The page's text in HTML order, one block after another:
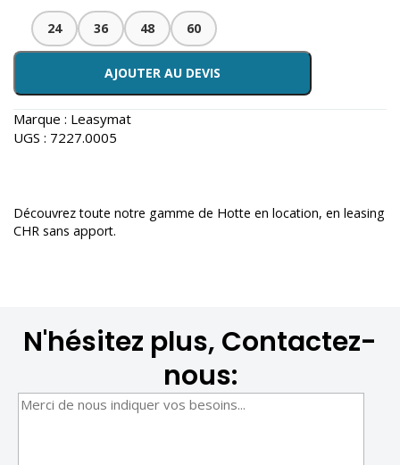
24 36 48 60
AJOUTER AU DEVIS
Marque : Leasymat
UGS : 7227.0005
Découvrez toute notre gamme de Hotte en location, en leasing
CHR sans apport.
N'hésitez plus, Contactez-
nous: